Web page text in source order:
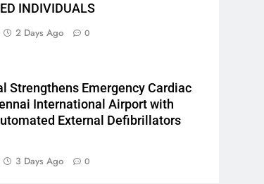
INDIVIDUALS
2 Days Ago 0
Strengthens Emergency Cardiac
International Airport with
External Defibrillators
3 Days Ago 0